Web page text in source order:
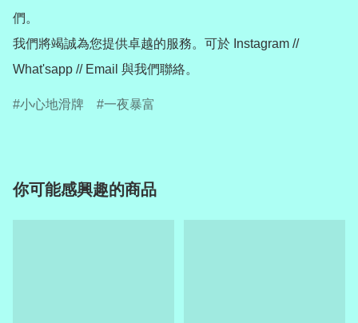
們。
我們將竭誠為您提供卓越的服務。可於 Instagram //
What'sapp // Email 與我們聯絡。
小心地滑牌 一夜暴富
你可能感興趣的商品